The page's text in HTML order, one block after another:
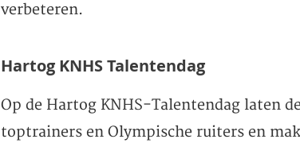
verbeteren.
Hartog KNHS Talentendag
Op de Hartog KNHS-Talentendag laten
toptrainers en Olympische ruiters en